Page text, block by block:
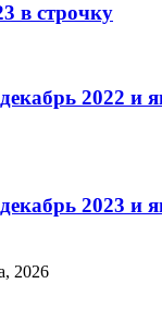
в строчку
2022 и
2023 и
2026